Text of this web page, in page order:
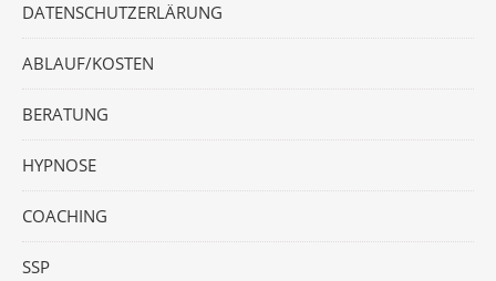
DATENSCHUTZERLÄRUNG
ABLAUF/KOSTEN
BERATUNG
HYPNOSE
COACHING
SSP